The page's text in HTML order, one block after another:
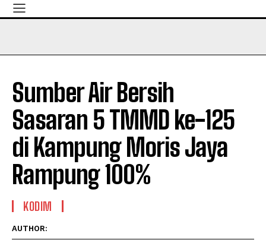
Sumber Air Bersih
Sasaran 5 TMMD ke-125
di Kampung Moris Jaya
Rampung 100%
KODIM
AUTHOR: